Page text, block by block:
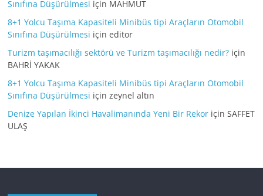
Sınıfına Düşürülmesi için MAHMUT
8+1 Yolcu Taşıma Kapasiteli Minibüs tipi Araçların Otomobil
Sınıfına Düşürülmesi içineditor
Turizm taşımacılığı sektörü ve Turizm taşımacılığı nedir? için
BAHRİ YAKAK
8+1 Yolcu Taşıma Kapasiteli Minibüs tipi Araçların Otomobil
Sınıfına Düşürülmesi içinzeynel altın
Denize Yapılan İkinci Havalimanında Yeni Bir Rekor içinSAFFET
ULAŞ